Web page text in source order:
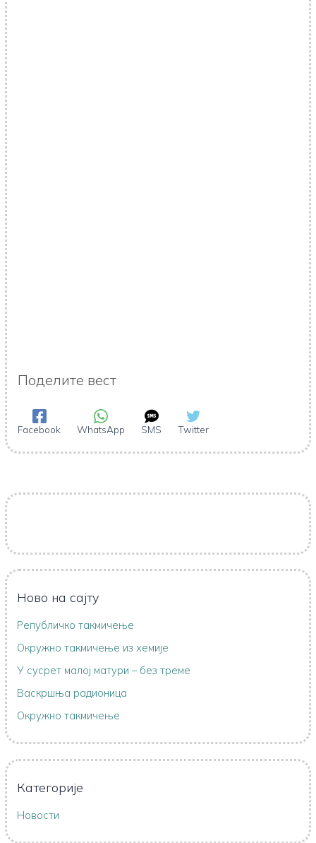
Поделите вест
Facebook WhatsApp SMS Twitter
Ново на сајту
Републичко такмичење
Oкружно такмичењe из хемије
У сусрет малој матури – без треме
Васкршња радионица
Окружно такмичење
Категорије
Новости